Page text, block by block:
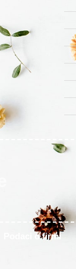
Podaci o firmi